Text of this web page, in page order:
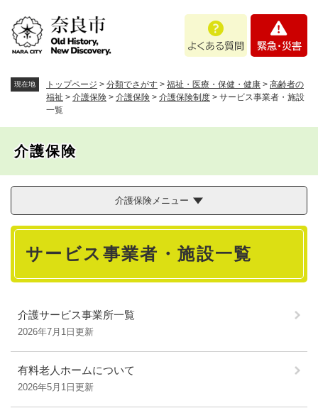
。
あ
問
・
現在地 トップページ > 分類でさがす > 福祉・医療・保健・健康 > 高齢者の
福祉 > 介護保険 > 介護保険 > 介護保険制度 > サービス事業者・施設
一覧
介護保険
介護保険メニュー
本
サービス事業者・施設一覧
介護サービス事業所一覧
2026年7月1日更新
有料老人ホームについて
2026年5月1日更新